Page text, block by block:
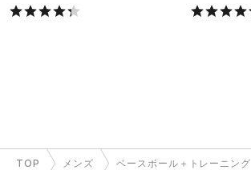
TOP メンズ ベースボール＋トレーニング